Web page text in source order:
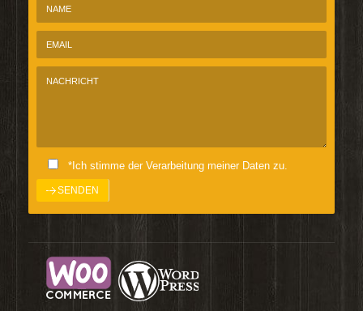
*Ich stimme der Verarbeitung meiner Daten zu.